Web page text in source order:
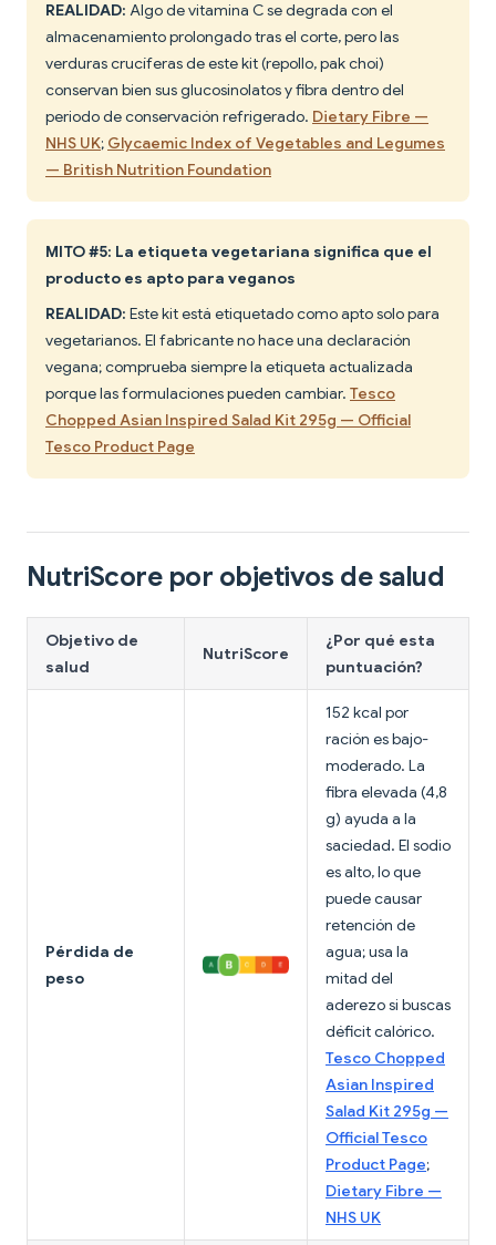
REALIDAD: Algo de vitamina C se degrada con el
almacenamiento prolongado tras el corte, pero las
verduras crucíferas de este kit (repollo, pak choi)
conservan bien sus glucosinolatos y fibra dentro del
periodo de conservación refrigerado. Dietary Fibre —
NHS UK; Glycaemic Index of Vegetables and Legumes
— British Nutrition Foundation
MITO #5: La etiqueta vegetariana significa que el
producto es apto para veganos
REALIDAD: Este kit está etiquetado como apto solo para
vegetarianos. El fabricante no hace una declaración
vegana; comprueba siempre la etiqueta actualizada
porque las formulaciones pueden cambiar. Tesco
Chopped Asian Inspired Salad Kit 295g — Official
Tesco Product Page
NutriScore por objetivos de salud
Objetivo de
salud
NutriScore
¿Por qué esta
puntuación?
Pérdida de
peso
152 kcal por
ración es bajo-
moderado. La
fibra elevada (4,8
g) ayuda a la
saciedad. El sodio
es alto, lo que
puede causar
retención de
agua; usa la
mitad del
aderezo si buscas
déficit calórico.
Tesco Chopped
Asian Inspired
Salad Kit 295g —
Official Tesco
Product Page;
Dietary Fibre —
NHS UK